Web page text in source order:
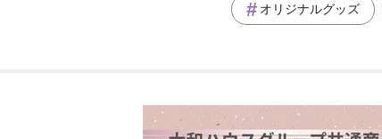
オリジナルグッズ